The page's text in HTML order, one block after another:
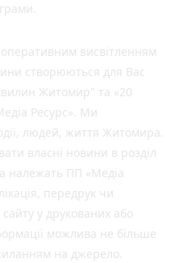
висвітленням
створюються для Вас
Житомир" та «20
Ресурс». Ми
людей, життя Житомира.
власні новини в розділ
належать ПП «Медіа
передрук чи
у друкованих або
можлива не більше
на джерело.